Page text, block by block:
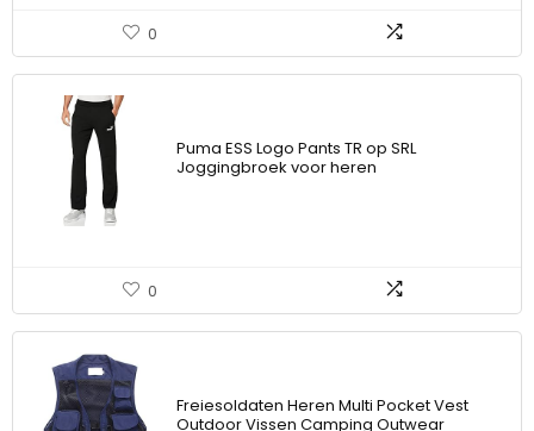
0
Puma ESS Logo Pants TR op SRL
Joggingbroek voor heren
0
Freiesoldaten Heren Multi Pocket Vest
Outdoor Vissen Camping Outwear